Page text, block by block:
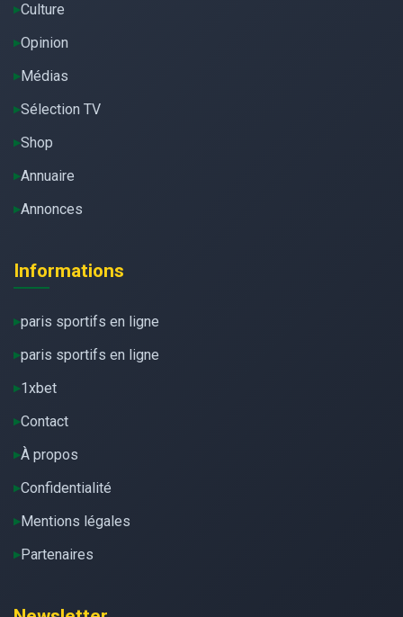
Culture
Opinion
Médias
Sélection TV
Shop
Annuaire
Annonces
Informations
paris sportifs en ligne
paris sportifs en ligne
1xbet
Contact
À propos
Confidentialité
Mentions légales
Partenaires